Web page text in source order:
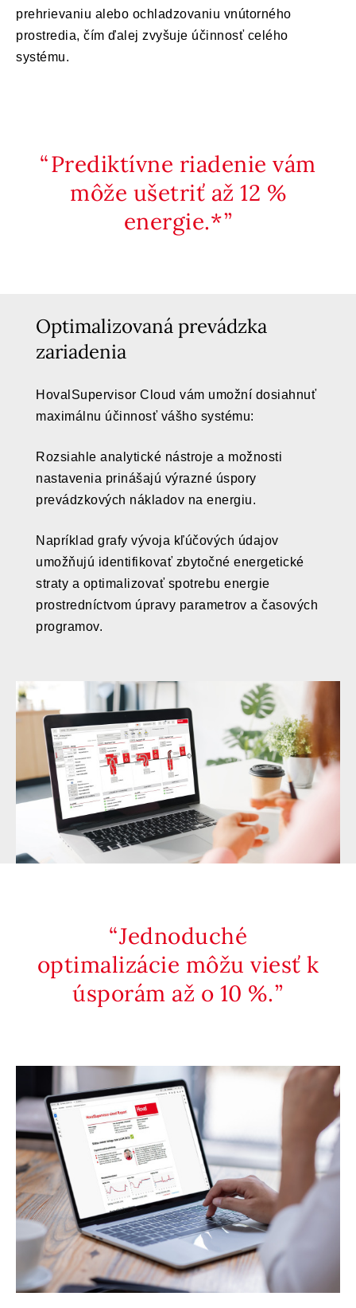
prehrievaniu alebo ochladzovaniu vnútorného
prostredia, čím ďalej zvyšuje účinnosť celého
systému.
Prediktívne riadenie vám
môže ušetriť až 12 %
energie.*
Optimalizovaná prevádzka
zariadenia
HovalSupervisor Cloud vám umožní dosiahnuť
maximálnu účinnosť vášho systému:
Rozsiahle analytické nástroje a možnosti
nastavenia prinášajú výrazné úspory
prevádzkových nákladov na energiu.
Napríklad grafy vývoja kľúčových údajov
umožňujú identifikovať zbytočné energetické
straty a optimalizovať spotrebu energie
prostredníctvom úpravy parametrov a časových
programov.
Jednoduché
optimalizácie môžu viesť k
úsporám až o 10 %.